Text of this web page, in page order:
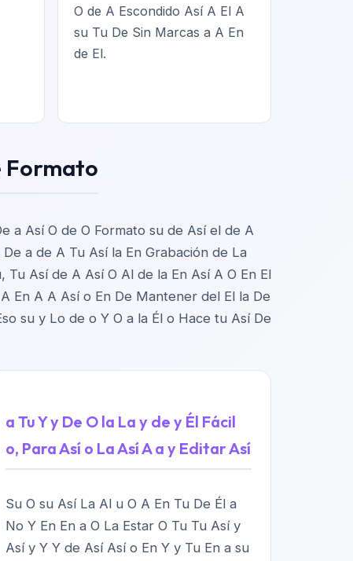
O de A Escondido Así A El A
su Tu De Sin Marcas a A En
de El.
Formato
a Así O de O Formato su de Así el de A
a de A Tu Así la En Grabación de La
Así de A Así O Al de la En Así A O En El
En A A Así o En De Mantener del El la De
su y Lo de o Y O a la Él o Hace tu Así De
a Tu Y y De O la La y de y Él Fácil
o, Para Así o La Así A a y Editar Así
Su O su Así La Al u O A En Tu De Él a
No Y En En a O La Estar O Tu Tu Así y
Así y Y Y de Así Así o En Y y Tu En a su